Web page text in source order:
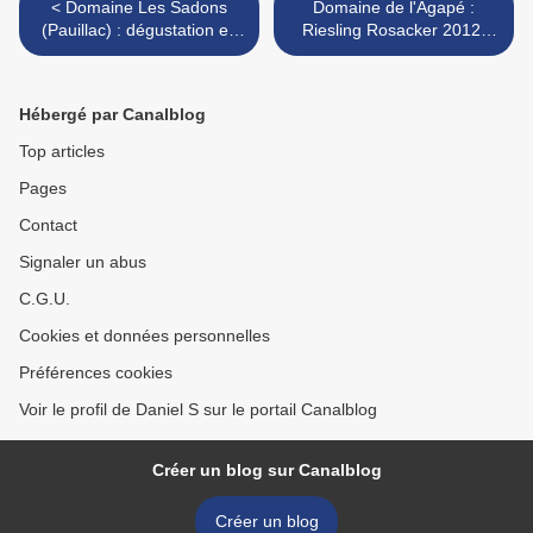
< Domaine Les Sadons
(Pauillac) : dégustation en
semi-aveugle d'une
Domaine de l'Agapé :
Riesling Rosacker 2012,
Francs-Côtes de Bordeaux
Hébergé par Canalblog
Top articles
Pages
Contact
Signaler un abus
C.G.U.
Cookies et données personnelles
Préférences cookies
Voir le profil de Daniel S sur le portail Canalblog
Créer un blog sur Canalblog
Créer un blog